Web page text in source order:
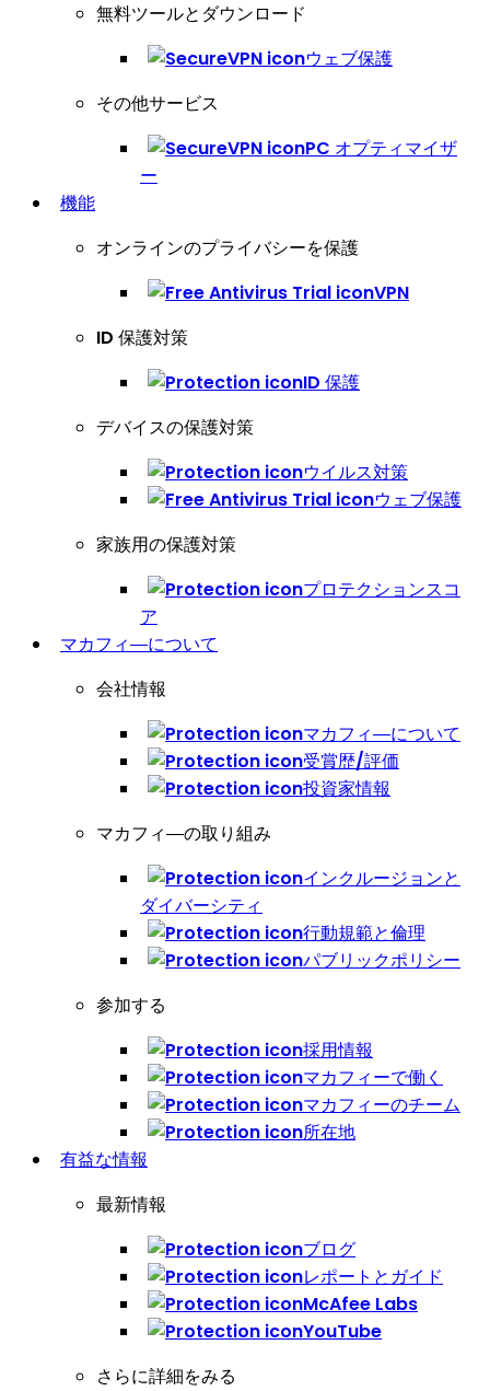
無料ツールとダウンロード
ウェブ保護
その他サービス
PC オプティマイザ
ー
機能
オンラインのプライバシーを保護
VPN
ID 保護対策
ID 保護
デバイスの保護対策
ウイルス対策
ウェブ保護
家族用の保護対策
プロテクションスコ
ア
マカフィ―について
会社情報
マカフィ―について
受賞歴/評価
投資家情報
マカフィ―の取り組み
インクルージョンと
ダイバーシティ
行動規範と倫理
パブリックポリシー
参加する
採用情報
マカフィーで働く
マカフィーのチーム
所在地
有益な情報
最新情報
ブログ
レポートとガイド
McAfee Labs
YouTube
さらに詳細をみる